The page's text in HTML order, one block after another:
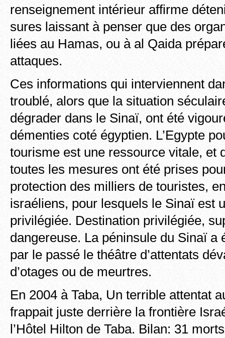
renseignement intérieur affirme
sures laissant à penser que des
liées au Hamas, ou à al Qaida
attaques.
Ces informations qui interviennent
troublé, alors que la situation
dégrader dans le Sinaï, ont été
démenties coté égyptien. L’Egypte
tourisme est une ressource vitale, et
toutes les mesures ont été prises
protection des milliers de touristes,
israéliens, pour lesquels le Sinaï est
privilégiée. Destination privilégiée,
dangereuse. La péninsule du Sinaï a
par le passé le théâtre d’attentats
d’otages ou de meurtres.
En 2004 à Taba, Un terrible attentat
frappait juste derrière la frontière
l’Hôtel Hilton de Taba. Bilan: 31